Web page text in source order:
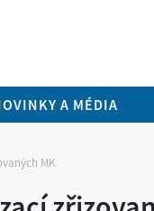
A MÉDIA
MK